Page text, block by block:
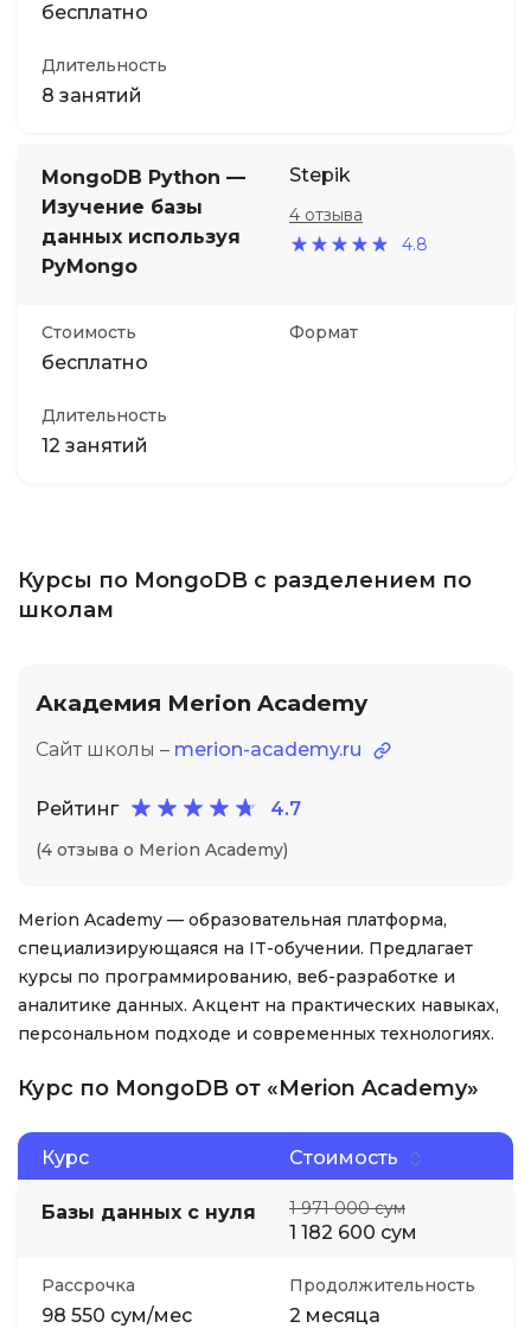
бесплатно
Длительность
8 занятий
MongoDB Python —
Изучение базы
данных используя
PyMongo
Stepik
4.8
4 отзыва
Стоимость
бесплатно
Формат
Длительность
12 занятий
Курсы по MongoDB с разделением по
школам
Академия Merion Academy
Сайт школы – merion-academy.ru
Рейтинг 4.7
(4 отзыва о Merion Academy)
Merion Academy — образовательная платформа,
специализирующаяся на IT-обучении. Предлагает
курсы по программированию, веб-разработке и
аналитике данных. Акцент на практических навыках,
персональном подходе и современных технологиях.
Курс по MongoDB от «Merion Academy»
Курс Стоимость
Базы данных с нуля 1 971 000 сум
1 182 600 сум
Рассрочка
98 550 сум/мес
Продолжительность
2 месяца